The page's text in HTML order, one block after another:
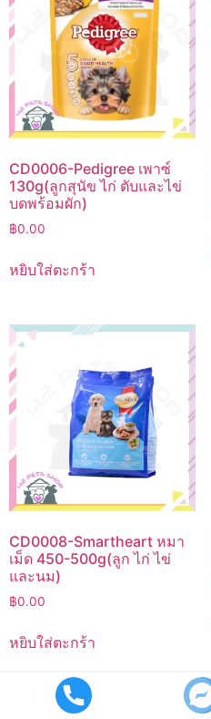
CD0006-Pedigree เพาซ์
130g(ลูกสุนัข ไก่ ตับและไข่
บดพร้อมผัก)
฿0.00
หยิบใส่ตะกร้า
CD0008-Smartheart หมา
เม็ด 450-500g(ลูก ไก่ ไข่
และนม)
฿0.00
หยิบใส่ตะกร้า